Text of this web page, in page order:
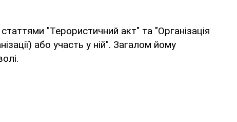
"Терористичний акт" та "Організація
або участь у ній". Загалом йому